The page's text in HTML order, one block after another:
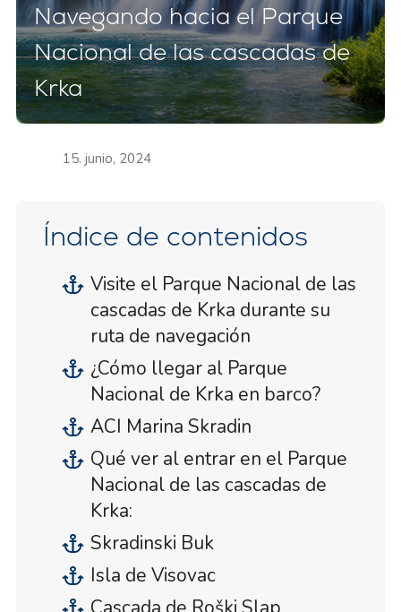
Navegando hacia el Parque
Nacional de las cascadas de
Krka
15. junio, 2024
Índice de contenidos
Visite el Parque Nacional de las
cascadas de Krka durante su
ruta de navegación
¿Cómo llegar al Parque
Nacional de Krka en barco?
ACI Marina Skradin
Qué ver al entrar en el Parque
Nacional de las cascadas de
Krka:
Skradinski Buk
Isla de Visovac